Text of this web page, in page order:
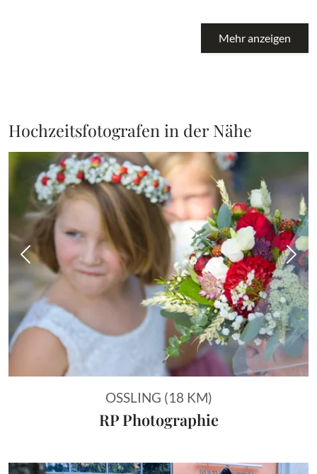
Mehr anzeigen
Hochzeitsfotografen in der Nähe
Vorheriges Bild
OSSLING (18 KM)
RP Photographie